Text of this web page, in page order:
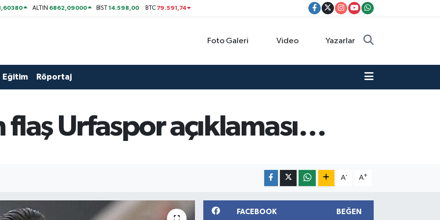
ALTIN 6862,09000 BİST14.598,00 BTC 79.591,74
Foto Galeri Video Yazarlar
Eğitim Röportaj
flaş Urfaspor açıklaması…
A- A+
FACEBOOK BEĞEN